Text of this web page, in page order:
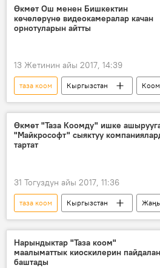
жол эрежеси
Өкмөт Ош менен Бишкектин
көчөлөрүнө видеокамералар качан
орнотуларын айтты
13 Жетинин айы 2017, 14:39
таза коом Кыргызстан
Коом
Жаңылыктар
жол коопсуздугу
Өкмөт "Таза Коомду" ишке
"Майкрософт" сыяктуу
тартат
31 Тогуздун айы 2017, 11:36
таза коом Кыргызстан
Экономика
Сапар Исаков
Нарындыктар "Таза коом"
маалыматтык киоскилерин
баштады